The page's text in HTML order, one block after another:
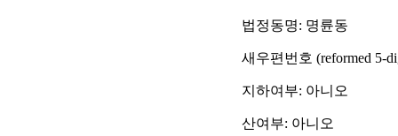
법정동명: 명륜동
새우편번호 (reformed 5-
지하여부: 아니오
산여부: 아니오